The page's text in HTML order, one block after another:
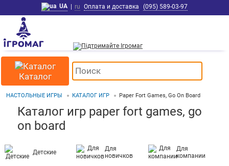
UA | ru Оплата и доставка (095) 589-03-97
Каталог
НАСТОЛЬНЫЕ ИГРЫ КАТАЛОГ ИГР Paper Fort Games, Go On Board
Каталог игр paper fort games, go
on board
Детские
Для
новичков
Для
компании